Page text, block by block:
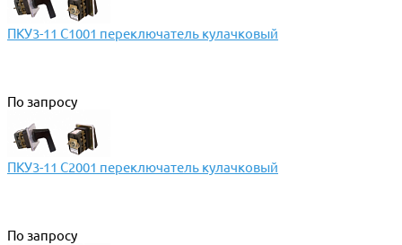
ПКУ3-11 С1001 переключатель кулачковый
По запросу
ПКУ3-11 С2001 переключатель кулачковый
По запросу